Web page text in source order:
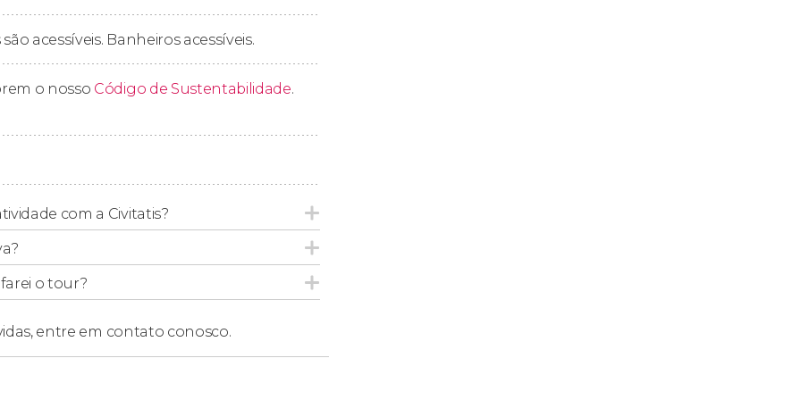
da prata? Por esse motivo, as
Lá, você poderá comprar produtos
nas seguintes áreas turísticas da
Rosa
. Se a sua hospedagem não estiver
Emporio Reforma
saindo da Cidade do México
acessíveis. Banheiros acessíveis.
o nosso Código de Sustentabilidade.
com a Civitatis?
o tour?
entre em contato conosco.